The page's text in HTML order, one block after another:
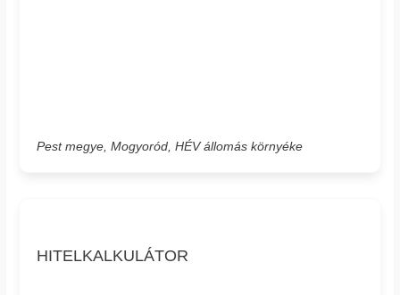
Pest megye, Mogyoród, HÉV állomás környéke
HITELKALKULÁTOR